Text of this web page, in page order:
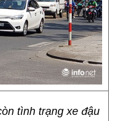
tình trạng xe đậu